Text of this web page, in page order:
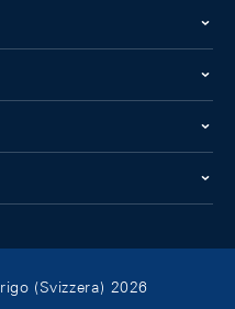
(Svizzera) 2026